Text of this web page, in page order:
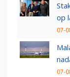
op
07-
07-